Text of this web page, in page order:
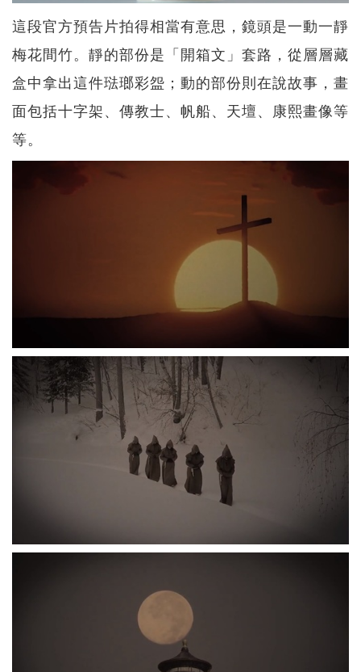
這段官方預告片拍得相當有意思，鏡頭是一動一靜
梅花間竹。靜的部份是「開箱文」套路，從層層藏
盒中拿出這件琺瑯彩盌；動的部份則在說故事，畫
面包括十字架、傳教士、帆船、天壇、康熙畫像等
等。